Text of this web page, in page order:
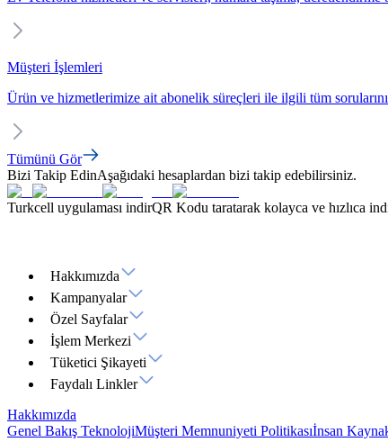
Müşteri İşlemleri
Ürün ve hizmetlerimize ait abonelik süreçleri ile ilgili tüm
Tümünü Gör
Bizi Takip EdinAşağıdaki hesaplardan bizi takip edebilirsiniz.
Turkcell uygulaması indirQR Kodu taratarak kolayca ve hızlıca
Hakkımızda
Kampanyalar
Özel Sayfalar
İşlem Merkezi
Tüketici Şikayeti
Faydalı Linkler
Hakkımızda
Genel Bakış TeknolojiMüşteri Memnuniyeti Politikasıİnsan